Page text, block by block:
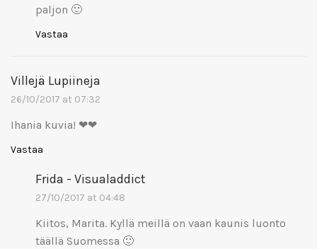
paljon 🙂
Vastaa
Villejä Lupiineja
26/10/2017 at 07:32
Ihania kuvia! ❤❤
Vastaa
Frida - Visualaddict
27/10/2017 at 04:48
Kiitos, Marita. Kyllä meillä on vaan kaunis luonto
täällä Suomessa 🙂